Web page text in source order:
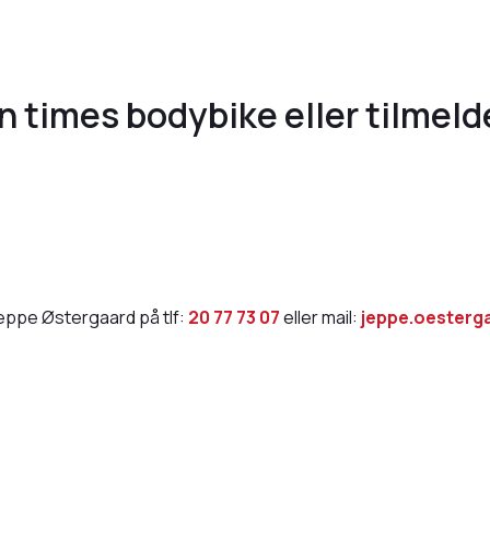
times bodybike eller
Østergaard på tlf: 20 77 73 07eller mail: